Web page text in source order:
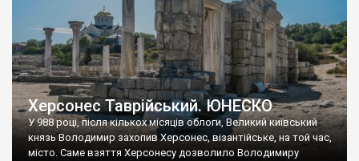
Херсонес Таврійський. ЮНЕСКО
У 988 році, після кількох місяців облоги, Великий київський
князь Володимир захопив Херсонес, візантійське, на той час,
місто. Саме взяття Херсонесу дозволило Володимиру